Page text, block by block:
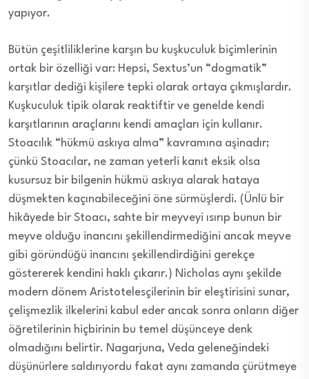
yapıyor.
Bütün çeşitliliklerine karşın bu kuşkuculuk biçimlerinin
ortak bir özelliği var: Hepsi, Sextus’un “dogmatik”
karşıtlar dediği kişilere tepki olarak ortaya çıkmışlardır.
Kuşkuculuk tipik olarak reaktiftir ve genelde kendi
karşıtlarının araçlarını kendi amaçları için kullanır.
Stoacılık “hükmü askıya alma” kavramına aşinadır;
çünkü Stoacılar, ne zaman yeterli kanıt eksik olsa
kusursuz bir bilgenin hükmü askıya alarak hataya
düşmekten kaçınabileceğini öne sürmüşlerdi. (Ünlü bir
hikâyede bir Stoacı, sahte bir meyveyi ısırıp bunun bir
meyve olduğu inancını şekillendirmediğini ancak meyve
gibi göründüğü inancını şekillendirdiğini gerekçe
göstererek kendini haklı çıkarır.) Nicholas aynı şekilde
modern dönem Aristotelesçilerinin bir eleştirisini sunar,
çelişmezlik ilkelerini kabul eder ancak sonra onların diğer
öğretilerinin hiçbirinin bu temel düşünceye denk
olmadığını belirtir. Nagarjuna, Veda geleneğindeki
düşünürlere saldırıyordu fakat aynı zamanda çürütmeye